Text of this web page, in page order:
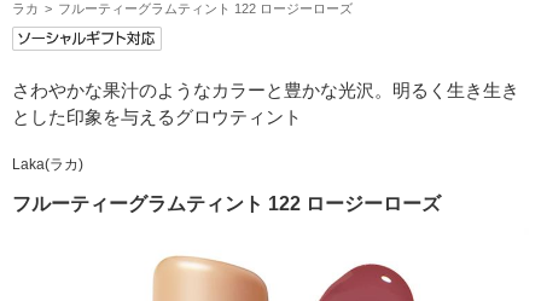
ラカ
フルーティーグラムティント 122 ロージーローズ
さわやかな果汁のようなカラーと豊かな光沢。明るく生き生き
とした印象を与えるグロウティント
Laka(ラカ)
フルーティーグラムティント 122 ロージーローズ